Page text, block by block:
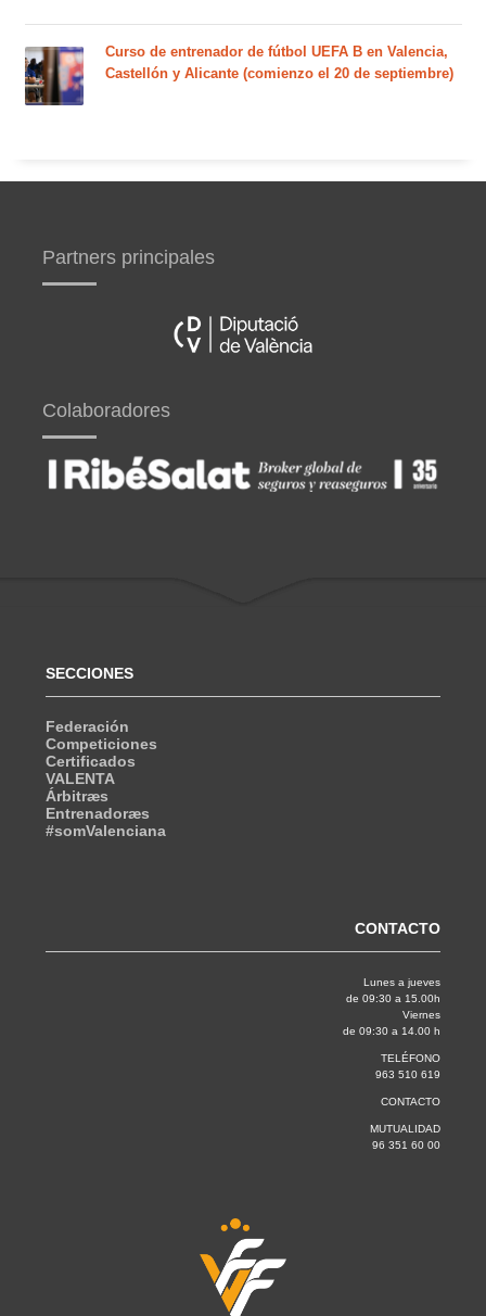
Curso de entrenador de fútbol UEFA B en Valencia,
Castellón y Alicante (comienzo el 20 de septiembre)
Partners principales
Colaboradores
SECCIONES
Federación
Competiciones
Certificados
VALENTA
Árbitræs
Entrenadoræs
#somValenciana
CONTACTO
Lunes a jueves
de 09:30 a 15.00h
Viernes
de 09:30 a 14.00 h
TELÉFONO
963 510 619
CONTACTO
MUTUALIDAD
96 351 60 00